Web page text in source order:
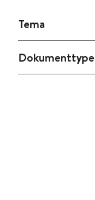
Tema
Dokumenttype